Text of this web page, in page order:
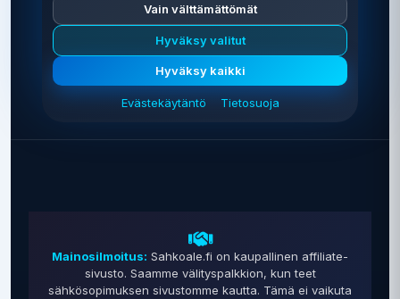
0 €
Vertailu on ilmainen
Mainosilmoitus: Sahkoale.fi on kaupallinen affiliate-
sivusto. Saamme välityspalkkion, kun teet
sähkösopimuksen sivustomme kautta. Tämä ei vaikuta
Vain välttämättömät
Hyväksy valitut
Hyväksy kaikki
Evästekäytäntö Tietosuoja